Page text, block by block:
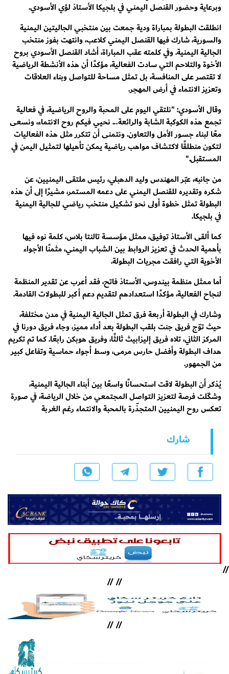
وبرعاية وحضور القنصل اليمني في بلجيكا الأستاذ لؤي الأسودي.
انطلقت البطولة بمباراة ودية جمعت بين منتخبي الجاليتين اليمنية
والسورية، شارك فيها القنصل اليمني كلاعب، وانتهت بفوز منتخب
الجالية اليمنية. وفي كلمته عقب المباراة، أشاد القنصل الأسودي بروح
الأخوة والتلاحم التي سادت الفعالية، مؤكدًا أن هذه الأنشطة الرياضية
لا تقتصر على المنافسة، بل تمثل مساحة للتواصل وبناء العلاقات
وتعزيز الانتماء في أرض المهجر.
وقال الأسودي: "نلتقي اليوم على المحبة والروح الرياضية، في فعالية
تجمع هذه الكوكبة الشابة والرائعة... نحيي فيكم روح الانتماء، ونسعى
معًا لبناء جسور الأمل والتعاون. ونتمنى أن تتكرر مثل هذه الفعاليات
لتكون منطلقًا لاكتشاف مواهب رياضية يمكن تأهيلها لتمثيل اليمن في
المستقبل."
من جانبه، عبّر المهندس وليد الدهبلي، رئيس ملتقى اليمنيين، عن
شكره وتقديره للقنصل اليمني على دعمه المستمر، مشيرًا إلى أن هذه
البطولة تمثل خطوة أولى نحو تشكيل منتخب رياضي للجالية اليمنية
في بلجيكا.
كما ألقى الأستاذ توفيق، ممثل مؤسسة تالنتا بلاس، كلمة نوه فيها
بأهمية الحدث في تعزيز الروابط بين الشباب اليمني، مثمنًا الأجواء
الأخوية التي رافقت مجريات البطولة.
أما ممثل منظمة بيندوس، الأستاذ فاتح، فقد أعرب عن تقدير المنظمة
لنجاح الفعالية، مؤكدًا استعدادهم لتقديم دعم أكبر للبطولات القادمة.
وشارك في البطولة أربعة فرق تمثل الجالية اليمنية في مدن مختلفة،
حيث توّج فريق جنت بلقب البطولة بعد أداء مميز، وجاء فريق دورنا في
المركز الثاني، تلاه فريق إليزابيث ثالثًا، وفريق هوبكن رابعًا. كما تم تكريم
هداف البطولة وأفضل حارس مرمى، وسط أجواء حماسية وتفاعل كبير
من الجمهور.
يُذكر أن البطولة لاقت استحسانًا واسعًا بين أبناء الجالية اليمنية،
وشكّلت فرصة لتعزيز التواصل المجتمعي من خلال الرياضة، في صورة
تعكس روح اليمنيين المتجذّرة بالمحبة والانتماء رغم الغربة
شارك
//
//
//
//
//